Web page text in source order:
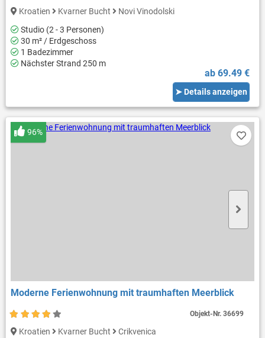
Kroatien Kvarner Bucht
Novi Vinodolski
Studio (2 - 3 Personen)
30 m² / Erdgeschoss
1 Badezimmer
Nächster Strand 250 m
ab 69.49 €
➤ Details anzeigen
Moderne Ferienwohnung mit traumhaften Meerblick
96%
Kroatien Kvarner Bucht Crikvenica
Objekt-Nr.36699